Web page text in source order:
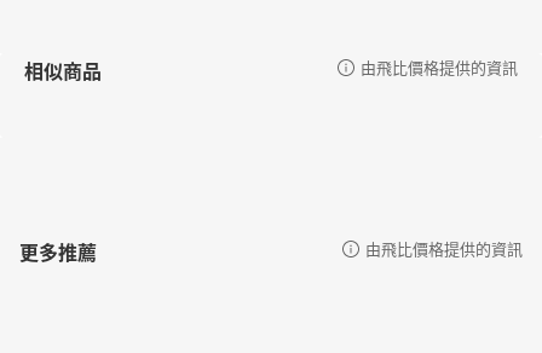
相似商品 由飛比價格提供的資訊
更多推薦 由飛比價格提供的資訊